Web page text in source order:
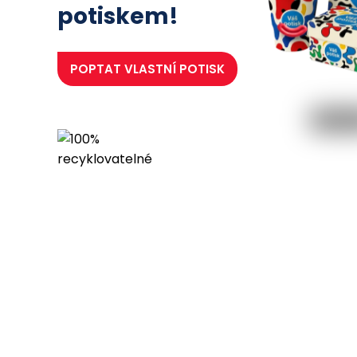
potiskem!
POPTAT VLASTNÍ POTISK